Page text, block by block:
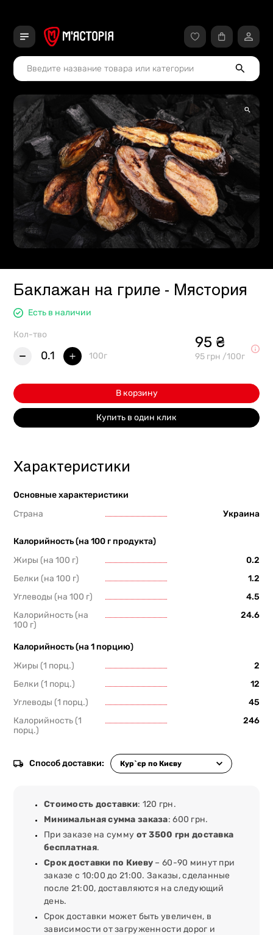
Баклажан на гриле - Мястория
Есть в наличии
Кол-тво
0.1 100г
95 ₴
95 грн /100г
В корзину
Купить в один клик
Характеристики
Основные характеристики
Страна
Украина
Калорийность (на 100 г продукта)
Жиры (на 100 г)
0.2
Белки (на 100 г)
1.2
Углеводы (на 100 г)
4.5
Калорийность (на
100 г)
24.6
Калорийность (на 1 порцию)
Жиры (1 порц.)
2
Белки (1 порц.)
12
Углеводы (1 порц.)
45
Калорийность (1
порц.)
246
Способ доставки:
Стоимость доставки: 120 грн.
Минимальная сумма заказа: 600 грн.
При заказе на сумму от 3500 грн доставка
бесплатная.
Срок доставки по Киеву – 60-90 минут при
заказе с 10:00 до 21:00. Заказы, сделанные
после 21:00, доставляются на следующий
день.
Срок доставки может быть увеличен, в
зависимости от загруженности дорог и